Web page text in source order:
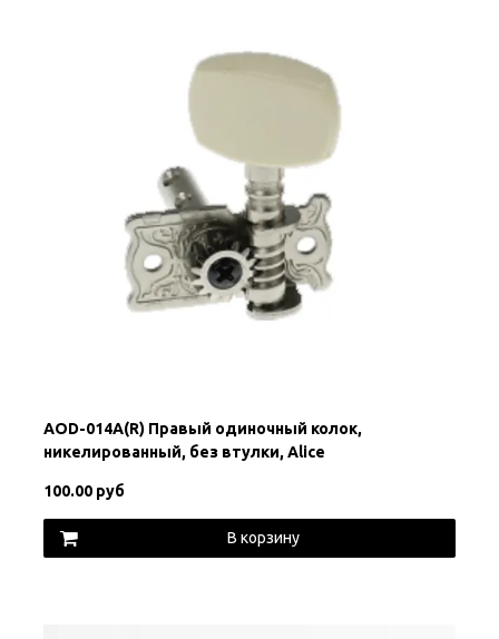
AOD-014A(R) Правый одиночный колок,
никелированный, без втулки, Alice
100.00 руб
В корзину